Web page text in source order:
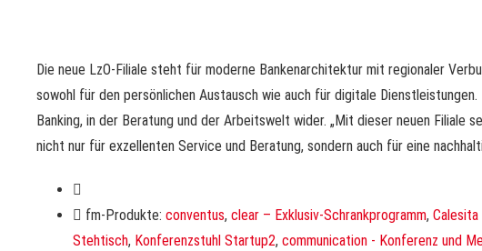
Die neue LzO-Filiale steht für moderne Bankenarchitektur mit regionaler
sowohl für den persönlichen Austausch wie auch für digitale
Banking, in der Beratung und der Arbeitswelt wider. „Mit dieser neuen Filiale
nicht nur für exzellenten Service und Beratung, sondern auch für eine
fm-Produkte: conventus, clear – Exklusiv-Schrankprogramm,
Stehtisch, Konferenzstuhl Startup2, communication - Konferenz und